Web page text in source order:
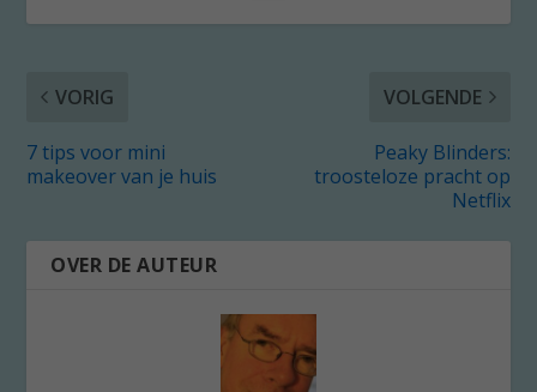
VORIG
7 tips voor mini
makeover van je huis
VOLGENDE
Peaky Blinders:
troosteloze pracht op
Netflix
OVER DE AUTEUR